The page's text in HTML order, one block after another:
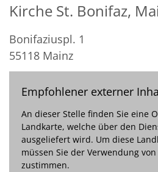
Kirche St. Bonifaz,
Bonifaziuspl. 1
55118 Mainz
Empfohlener externer
An dieser Stelle finden Sie eine
Landkarte, welche über den
ausgeliefert wird. Um diese
müssen Sie der Verwendung
zustimmen.